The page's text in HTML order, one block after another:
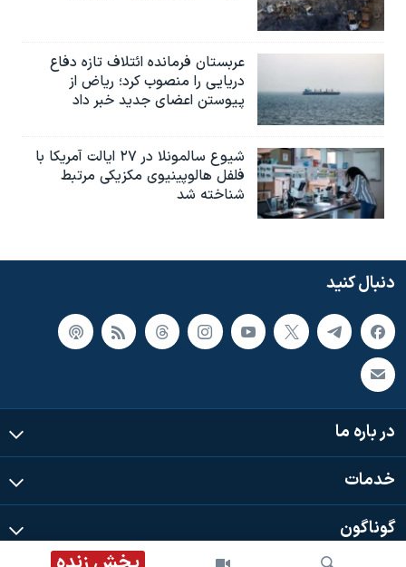
عربستان فرمانده ائتلاف تازه دفاع
دریایی را منصوب کرد؛ ریاض از
پیوستن اعضای جدید خبر داد
شیوع سالمونلا در ۲۷ ایالت آمریکا با
فلفل هالوپینیوی مکزیکی مرتبط
شناخته شد
دنبال کنید
در باره ما
خدمات
گوناگون